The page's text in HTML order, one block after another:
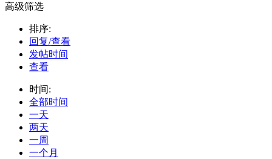
高级筛选
排序:
回复/查看
发帖时间
查看
时间:
全部时间
一天
两天
一周
一个月